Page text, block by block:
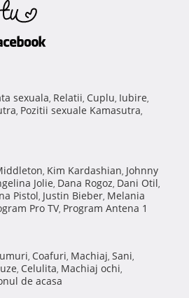
sexuala, Relatii, Cuplu, Iubire,
, Pozitii sexuale Kamasutra,
, Kim Kardashian, Johnny
Jolie, Dana Rogoz, Dani Otil,
Pistol, Justin Bieber, Melania
Pro TV, Program Antena 1
, Coafuri, Machiaj, Sani,
, Celulita, Machiaj ochi,
de acasa